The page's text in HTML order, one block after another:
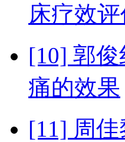
床疗效
[10] 郭
痛的效果
[11] 周